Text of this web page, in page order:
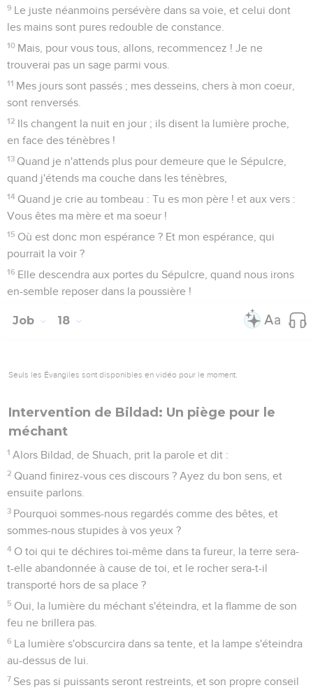
9 Le juste néanmoins persévère dans sa voie, et celui dont
les mains sont pures redouble de constance.
10 Mais, pour vous tous, allons, recommencez ! Je ne
trouverai pas un sage parmi vous.
11 Mes jours sont passés ; mes desseins, chers à mon coeur,
sont renversés.
12 Ils changent la nuit en jour ; ils disent la lumière proche,
en face des ténèbres !
13 Quand je n'attends plus pour demeure que le Sépulcre,
quand j'étends ma couche dans les ténèbres,
14 Quand je crie au tombeau : Tu es mon père ! et aux vers :
Vous êtes ma mère et ma soeur !
15 Où est donc mon espérance ? Et mon espérance, qui
pourrait la voir ?
16 Elle descendra aux portes du Sépulcre, quand nous irons
en-semble reposer dans la poussière !
Job 18
Seuls les Évangiles sont disponibles en vidéo pour le moment.
Intervention de Bildad: Un piège pour le
méchant
1 Alors Bildad, de Shuach, prit la parole et dit :
2 Quand finirez-vous ces discours ? Ayez du bon sens, et
ensuite parlons.
3 Pourquoi sommes-nous regardés comme des bêtes, et
sommes-nous stupides à vos yeux ?
4 O toi qui te déchires toi-même dans ta fureur, la terre sera-
t-elle abandonnée à cause de toi, et le rocher sera-t-il
transporté hors de sa place ?
5 Oui, la lumière du méchant s'éteindra, et la flamme de son
feu ne brillera pas.
6 La lumière s'obscurcira dans sa tente, et la lampe s'éteindra
au-dessus de lui.
7 Ses pas si puissants seront restreints, et son propre conseil